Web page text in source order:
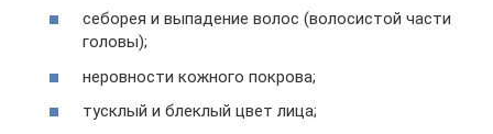
себорея и выпадение волос (волосистой части
головы);
неровности кожного покрова;
тусклый и блеклый цвет лица;